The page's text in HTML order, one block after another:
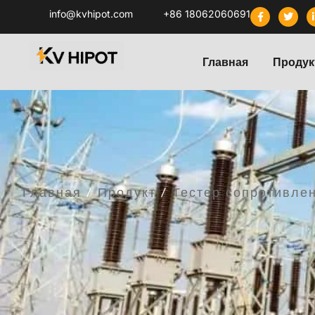
info@kvhipot.com +86 18062060691
Главная
Главная/Продукт/Тестер